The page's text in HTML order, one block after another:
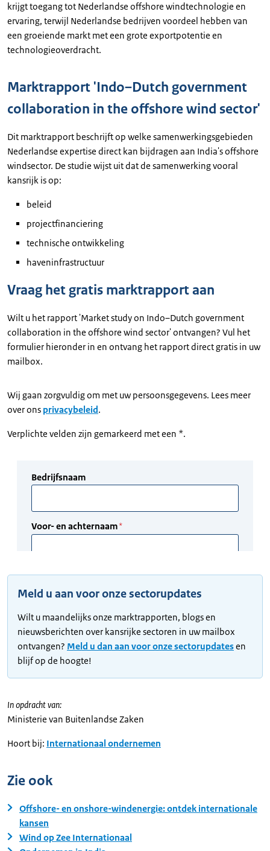
krijgt toegang tot Nederlandse offshore windtechnologie en
ervaring, terwijl Nederlandse bedrijven voordeel hebben van
een groeiende markt met een grote exportpotentie en
technologieoverdracht.
Marktrapport 'Indo–Dutch government
collaboration in the offshore wind sector'
Dit marktrapport beschrijft op welke samenwerkingsgebieden
Nederlandse expertise direct kan bijdragen aan India's offshore
windsector. De studie wijst uit dat de samenwerking vooral
kansrijk is op:
beleid
projectfinanciering
technische ontwikkeling
haveninfrastructuur
Vraag het gratis marktrapport aan
Wilt u het rapport 'Market study on Indo–Dutch government
collaboration in the offshore wind sector' ontvangen? Vul het
formulier hieronder in en ontvang het rapport direct gratis in uw
mailbox.
Wij gaan zorgvuldig om met uw persoonsgegevens. Lees meer
over ons privacybeleid.
Verplichte velden zijn gemarkeerd met een *.
Meld u aan voor onze sectorupdates
Wilt u maandelijks onze marktrapporten, blogs en
nieuwsberichten over kansrijke sectoren in uw mailbox
ontvangen? Meld u dan aan voor onze sectorupdatesen
blijf op de hoogte!
In opdracht van:
Ministerie van Buitenlandse Zaken
Hoort bij: Internationaal ondernemen
Zie ook
Offshore- en onshore-windenergie: ontdek internationale
kansen
Wind op Zee Internationaal